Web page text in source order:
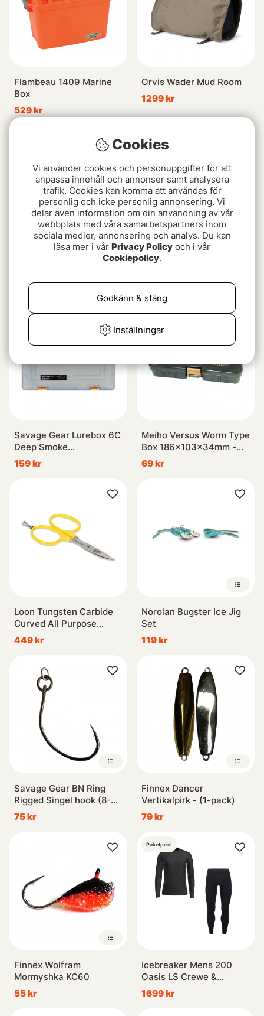
Flambeau 1409 Marine
Box
529 kr
Orvis Wader Mud Room
1299 kr
C&F Line Cutter Botton
149 kr
VMC 3549 BK
Savage Gear Lurebox 6C
Deep Smoke
36x22.5x8cm
159 kr
Meiho Versus Worm Type
Box 186x103x34mm -
Black
69 kr
Loon Tungsten Carbide
Curved All Purpose
Scissors
449 kr
Norolan Bugster Ice Jig
Set
119 kr
Savage Gear BN Ring
Rigged Singel hook (8-
pack)
75 kr
Finnex Dancer
Vertikalpirk - (1-pack)
79 kr
Finnex Wolfram
Mormyshka KC60
55 kr
Paketpris!
Icebreaker Mens 200
Oasis LS Crewe &
Leggings Black
1699 kr
Cookies
Vi använder cookies och personuppgifter för att
anpassa innehåll och annonser samt analysera
trafik. Cookies kan komma att användas för
personlig och icke personlig annonsering. Vi
delar även information om din användning av vår
webbplats med våra samarbetspartners inom
sociala medier, annonsering och analys. Du kan
läsa mer i vår Privacy Policy och i vår
Cookiepolicy.
Inställningar
Godkänn & stäng